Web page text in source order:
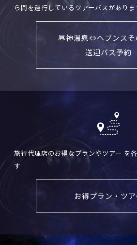
ら間を運行しているツアーバスがあり
昼神温泉⇔ヘブンスそ
送迎バス予約
旅行代理店のお得なプランやツアー を
す
お得プラン・ツア